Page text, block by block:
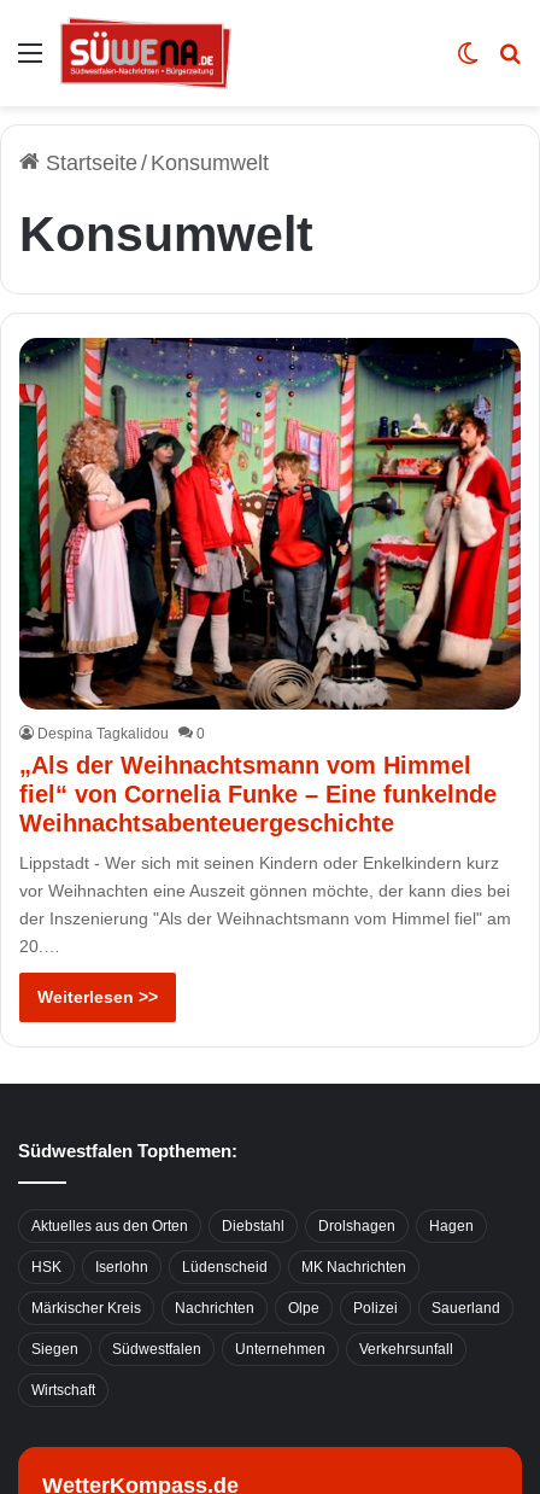
Auswahl Skin
Startseite/ Konsumwelt
Konsumwelt
Despina Tagkalidou 0
„Als der Weihnachtsmann vom Himmel
fiel“ von Cornelia Funke – Eine funkelnde
Weihnachtsabenteuergeschichte
Lippstadt - Wer sich mit seinen Kindern oder Enkelkindern kurz
vor Weihnachten eine Auszeit gönnen möchte, der kann dies bei
der Inszenierung "Als der Weihnachtsmann vom Himmel fiel" am
20.…
Weiterlesen >>
Südwestfalen Topthemen:
Aktuelles aus den Orten Diebstahl Drolshagen Hagen
HSK Iserlohn Lüdenscheid MK Nachrichten
Märkischer Kreis Nachrichten Olpe Polizei Sauerland
Siegen Südwestfalen Unternehmen Verkehrsunfall
Wirtschaft
WetterKompass.de